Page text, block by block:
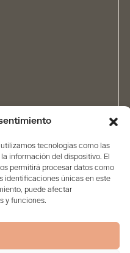
tecnologías como las
información del dispositivo. El
permitirá procesar datos como
identificaciones únicas en este
puede afectar
y funciones.